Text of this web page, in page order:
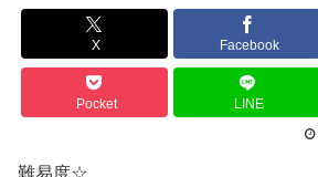
X Facebook
Pocket LINE
難易度☆